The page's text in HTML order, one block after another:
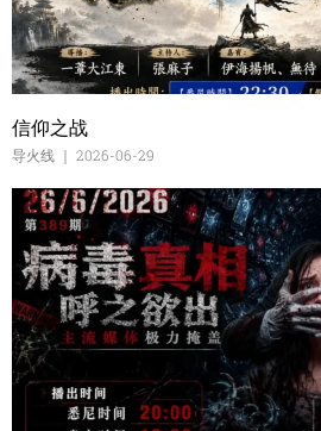
信仰之战
导火线 2026-06-29